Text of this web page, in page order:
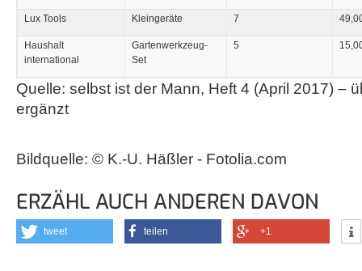
Lux Tools Kleingeräte 7
Haushalt
international
Gartenwerkzeug-
Set
5
Quelle: selbst ist der Mann, Heft 4 (April 2017) –
ergänzt
Bildquelle: © K.-U. Häßler - Fotolia.com
ERZÄHL AUCH ANDEREN DAVON
tweet teilen +1